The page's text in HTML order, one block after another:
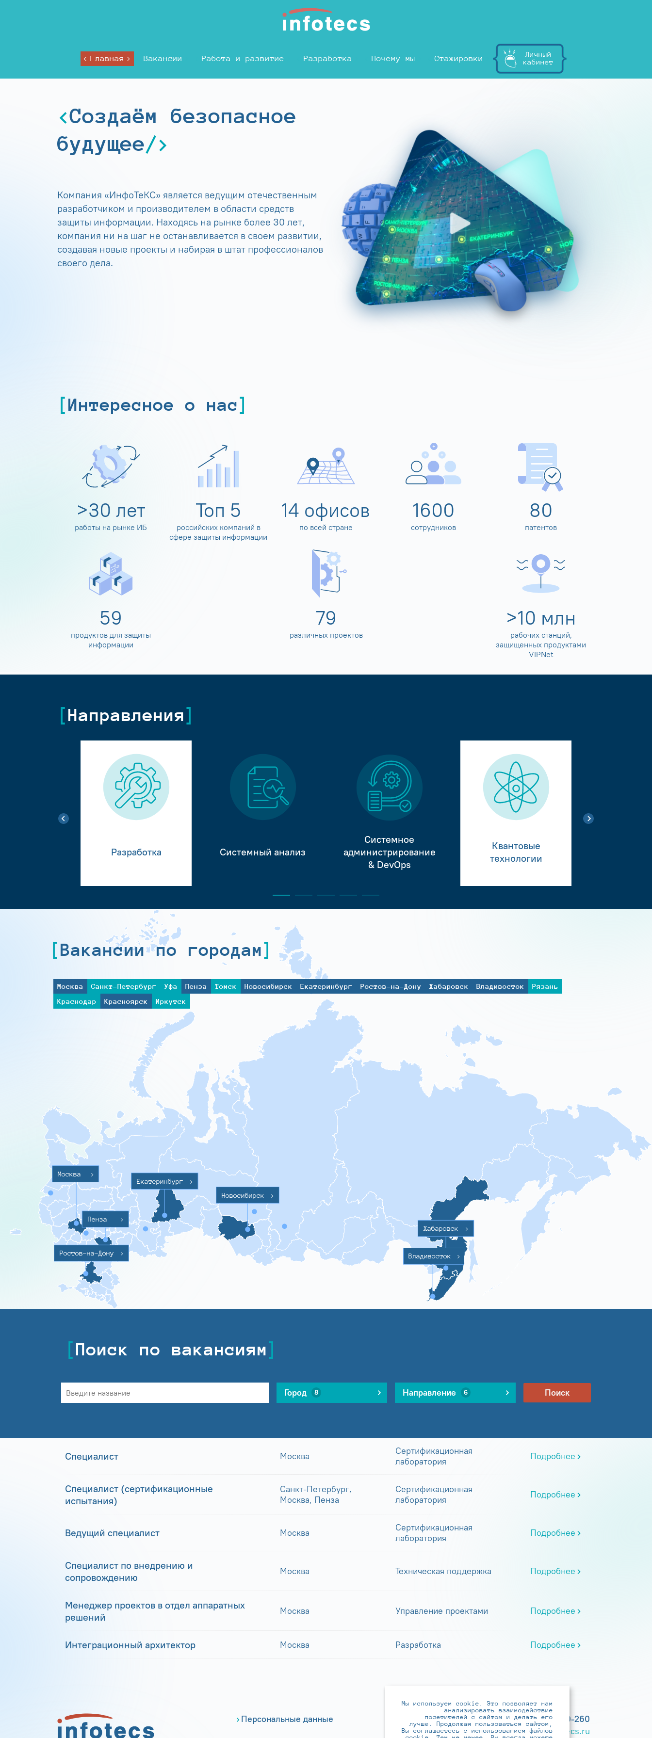
Главная Вакансии Работа и развитие Разработка Почему мы Стажировки
Личный
кабинет
Создаём безопасное
будущее
Компания «ИнфоТеКС» является ведущим отечественным
разработчиком и производителем в области средств
защиты информации. Находясь на рынке более 30 лет,
компания ни на шаг не останавливается в своем развитии,
создавая новые проекты и набирая в штат профессионалов
своего дела.
Интересное о нас
>30 лет
работы на рынке ИБ
Топ 5
российских компаний в
сфере защиты информации
14 офисов
по всей стране
1600
сотрудников
80
патентов
60
продуктов для защиты
информации
80
различных проектов
>10 млн
рабочих станций,
защищенных продуктами
ViPNet
Направления
Разработка Системный анализ
Системное
администрирование
& DevOps
Квантовые
технологии
Вакансии по городам
Москва Санкт-Петербург Уфа Пенза Томск Новосибирск Екатеринбург Ростов-на-Дону Хабаровск Владивосток
Рязань
Краснодар
Красноярск Иркутск
Москва >
Ростов-на-Дону >
Пенза >
Екатеринбург
>
Новосибирск
>
Хабаровск >
Владивосток >
Поиск по вакансиям
Город 8 Направление 6 Поиск
Специалист Москва
Сертификационная
лаборатория
Подробнее
Специалист (сертификационные
испытания)
Санкт-Петербург,
Москва, Пенза
Сертификационная
лаборатория
Подробнее
Ведущий специалист Москва
Сертификационная
лаборатория
Подробнее
Специалист по внедрению и
сопровождению
Москва Техническая поддержка Подробнее
Менеджер проектов в отдел аппаратных
решений
Москва Управление проектами Подробнее
Интеграционный архитектор Москва Разработка Подробнее
Персональные данные
+7 (495) 737-6192, 8-800-250-0-260
practice@infotecs.ru ,hr@infotecs.ru
Мы используем cookie. Это позволяет нам
анализировать взаимодействие
посетителей с сайтом и делать его
лучше. Продолжая пользоваться сайтом,
Вы соглашаетесь с использованием файлов